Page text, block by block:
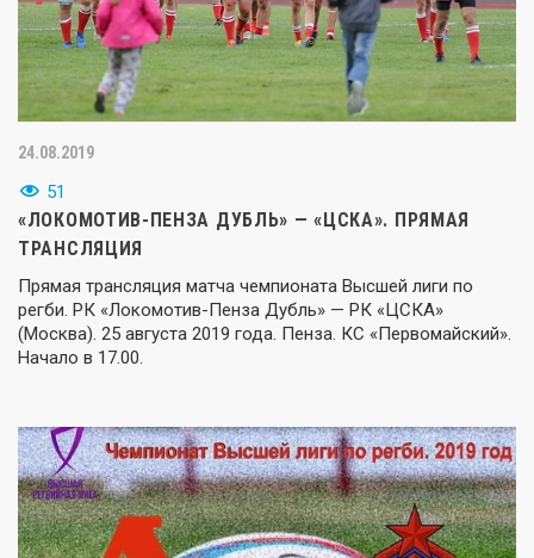
24.08.2019
51
«ЛОКОМОТИВ-ПЕНЗА ДУБЛЬ» — «ЦСКА». ПРЯМАЯ
ТРАНСЛЯЦИЯ
Прямая трансляция матча чемпионата Высшей лиги по
регби. РК «Локомотив-Пенза Дубль» — РК «ЦСКА»
(Москва). 25 августа 2019 года. Пенза. КС «Первомайский».
Начало в 17.00.